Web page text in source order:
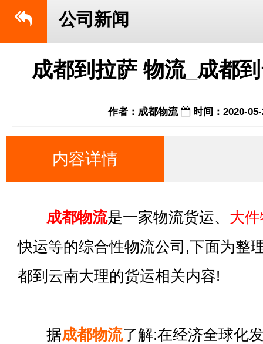
公司新闻
成都到拉萨 物流_成都
作者：成都物流 时间：2020-
内容详情
成都物流是一家物流货运、 大
快运等的综合性物流公司,下面为整
都到云南大理的货运相关内容!
据成都物流了解:在经济全球化